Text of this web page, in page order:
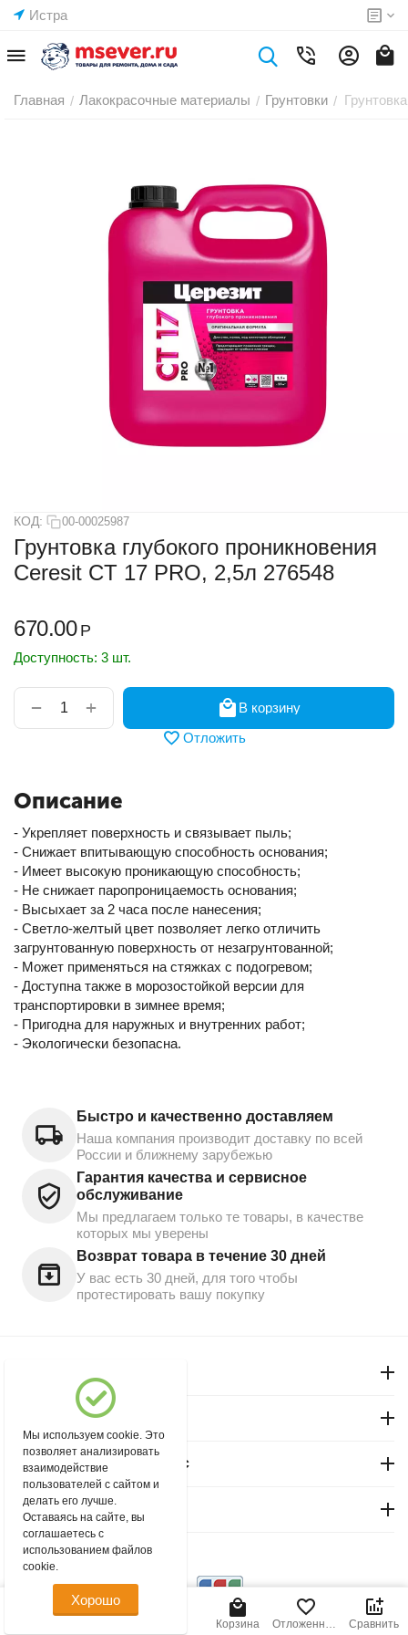
Истра
Главная / Лакокрасочные материалы / Грунтовки /
КОД: 00-00025987
Грунтовка глубокого проникновения
Ceresit CT 17 PRO, 2,5л 276548
670.00 Р
Доступность: 3 шт.
+
−
В корзину
Отложить
Описание
- Укрепляет поверхность и связывает пыль;
- Снижает впитывающую способность основания;
- Имеет высокую проникающую способность;
- Не снижает паропроницаемость основания;
- Высыхает за 2 часа после нанесения;
- Светло-желтый цвет позволяет легко отличить
загрунтованную поверхность от незагрунтованной;
- Может применяться на стяжках с подогревом;
- Доступна также в морозостойкой версии для
транспортировки в зимнее время;
- Пригодна для наружных и внутренних работ;
- Экологически безопасна.
Быстро и качественно доставляем
Наша компания производит доставку по всей
России и ближнему зарубежью
Гарантия качества и сервисное
обслуживание
Мы предлагаем только те товары, в качестве
которых мы уверены
Возврат товара в течение 30 дней
У вас есть 30 дней, для того чтобы
протестировать вашу покупку
Магазин "Северный"
Покупательский сервис
Контакты
© 2004 - 2026 msever.ru.
670.00 Р В корзину
Корзина
Отложенные
Сравнить
Мы используем cookie. Это
позволяет анализировать
взаимодействие
пользователей с сайтом и
делать его лучше.
Оставаясь на сайте, вы
соглашаетесь с
использованием файлов
cookie.
Хорошо